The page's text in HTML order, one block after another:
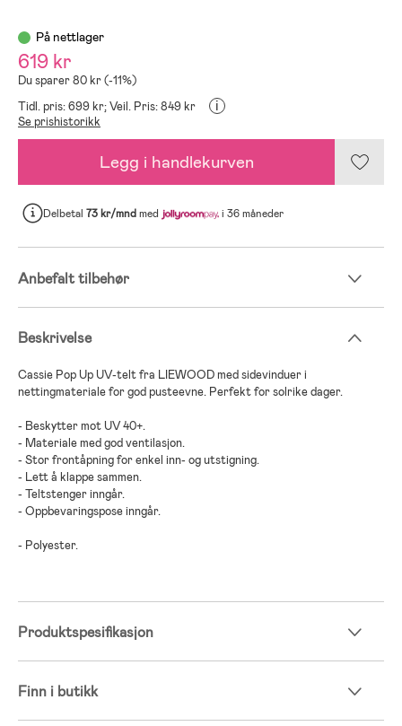
På nettlager
619 kr
Du sparer 80 kr (-11%)
Tidl. pris: 699 kr;Veil. Pris: 849 kr i
Se prishistorikk
Legg i handlekurven
Delbetal 73 kr/mndmed i 36 måneder
Anbefalt tilbehør
Beskrivelse
Cassie Pop Up UV-telt fra LIEWOOD med sidevinduer i
nettingmateriale for god pusteevne. Perfekt for solrike dager.
- Beskytter mot UV 40+.
- Materiale med god ventilasjon.
- Stor frontåpning for enkel inn- og utstigning.
- Lett å klappe sammen.
- Teltstenger inngår.
- Oppbevaringspose inngår.
- Polyester.
Produktspesifikasjon
Finn i butikk